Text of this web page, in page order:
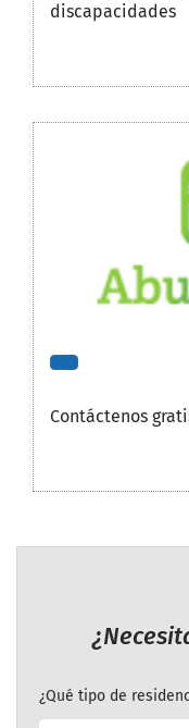
discapacidades
Contáctenos
¿Qué tipo de